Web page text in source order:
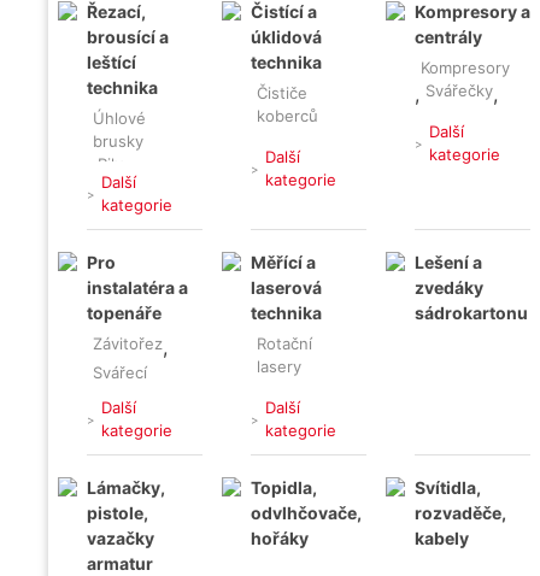
lišty
, Čerpadla
Ponorné
vibrátory
Míchačky
Kombinovaná
kladiva
Jádrové
Řezací,
brousící a
leštící
technika
Úhlové
brusky
Pily
Rozbrušovací
pily
Hoblíky
Hladičky,
Frézy
Brusky
Leštičky,
stříhačky
Další
kategorie
Čistící a
úklidová
technika
Čističe
koberců
Stavební
vysavače
podlah
,
Vysokotlaké
čističe
Další
kategorie
Kompresory a
centrály
Kompresory
, Svářečky,
Elektrocentrály
,
klimatizace
Další
kategorie
Pro
instalatéra a
topenáře
Závitořez,
Svářecí
pistole na
plast
kleště
Další
kategorie
Měřící a
laserová
technika
Rotační
lasery
Kombinovaný
laser
Nivelační
přístroje
, Váhy,
Další
kategorie
Lešení a
zvedáky
sádrokartonu
Lámačky,
pistole,
vazačky
armatur
Topidla,
odvlhčovače,
hořáky
Svítidla,
rozvaděče,
kabely